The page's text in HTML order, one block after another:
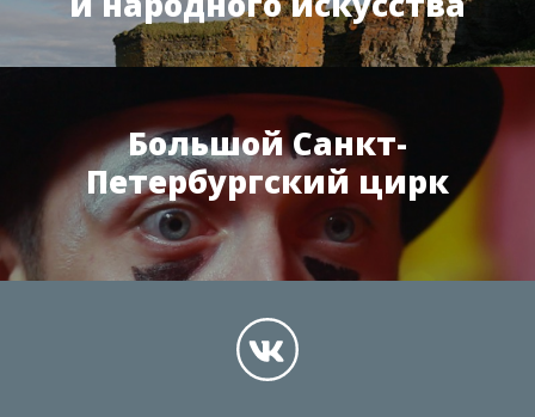
Большой Санкт-
Петербургский цирк